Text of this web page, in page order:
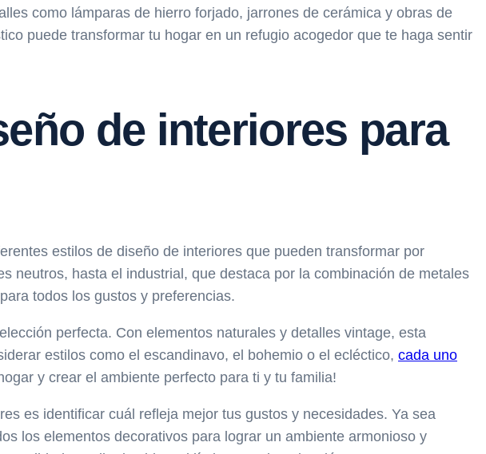
como lámparas de hierro forjado, jarrones de cerámica y obras de
puede transformar tu hogar en un refugio acogedor que te haga sentir
de interiores para
estilos de diseño de interiores que pueden transformar por
neutros, hasta el industrial, que destaca por la combinación de metales
todos los gustos y preferencias.
perfecta. Con elementos naturales y detalles vintage, esta
estilos como el escandinavo, el bohemio o el ecléctico, cada uno
y crear el ambiente perfecto para ti y tu familia!
es identificar cuál refleja mejor tus gustos y necesidades. Ya sea
los elementos decorativos para lograr un ambiente armonioso y